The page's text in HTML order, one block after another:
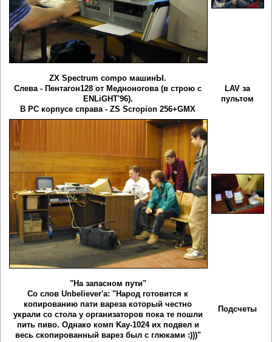
ZX Spectrum compo машинЫ.
Слева - Пентагон128 от Медноногова (в строю с
ENLiGHT'96).
В PC корпусе справа - ZS Scropion 256+GMX
LAV за
пультом
"На запасном пути"
Со слов Unbeliever'a: "Народ готовится к
копированию пати вареза который честно
украли со стола у организаторов пока те пошли
пить пиво. Однако комп Kay-1024 их подвел и
весь скопированный варез был с глюками :)))"
Подсчеты